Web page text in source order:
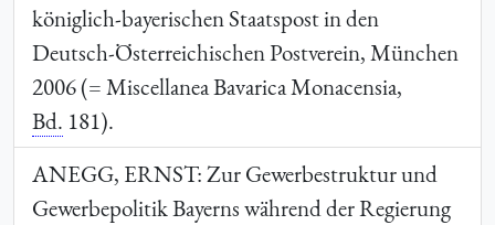
königlich-bayerischen Staatspost in den
Deutsch-Österreichischen Postverein, München
2006 (= Miscellanea Bavarica Monacensia,
Bd. 181).
ANEGG, ERNST: Zur Gewerbestruktur und
Gewerbepolitik Bayerns während der Regierung